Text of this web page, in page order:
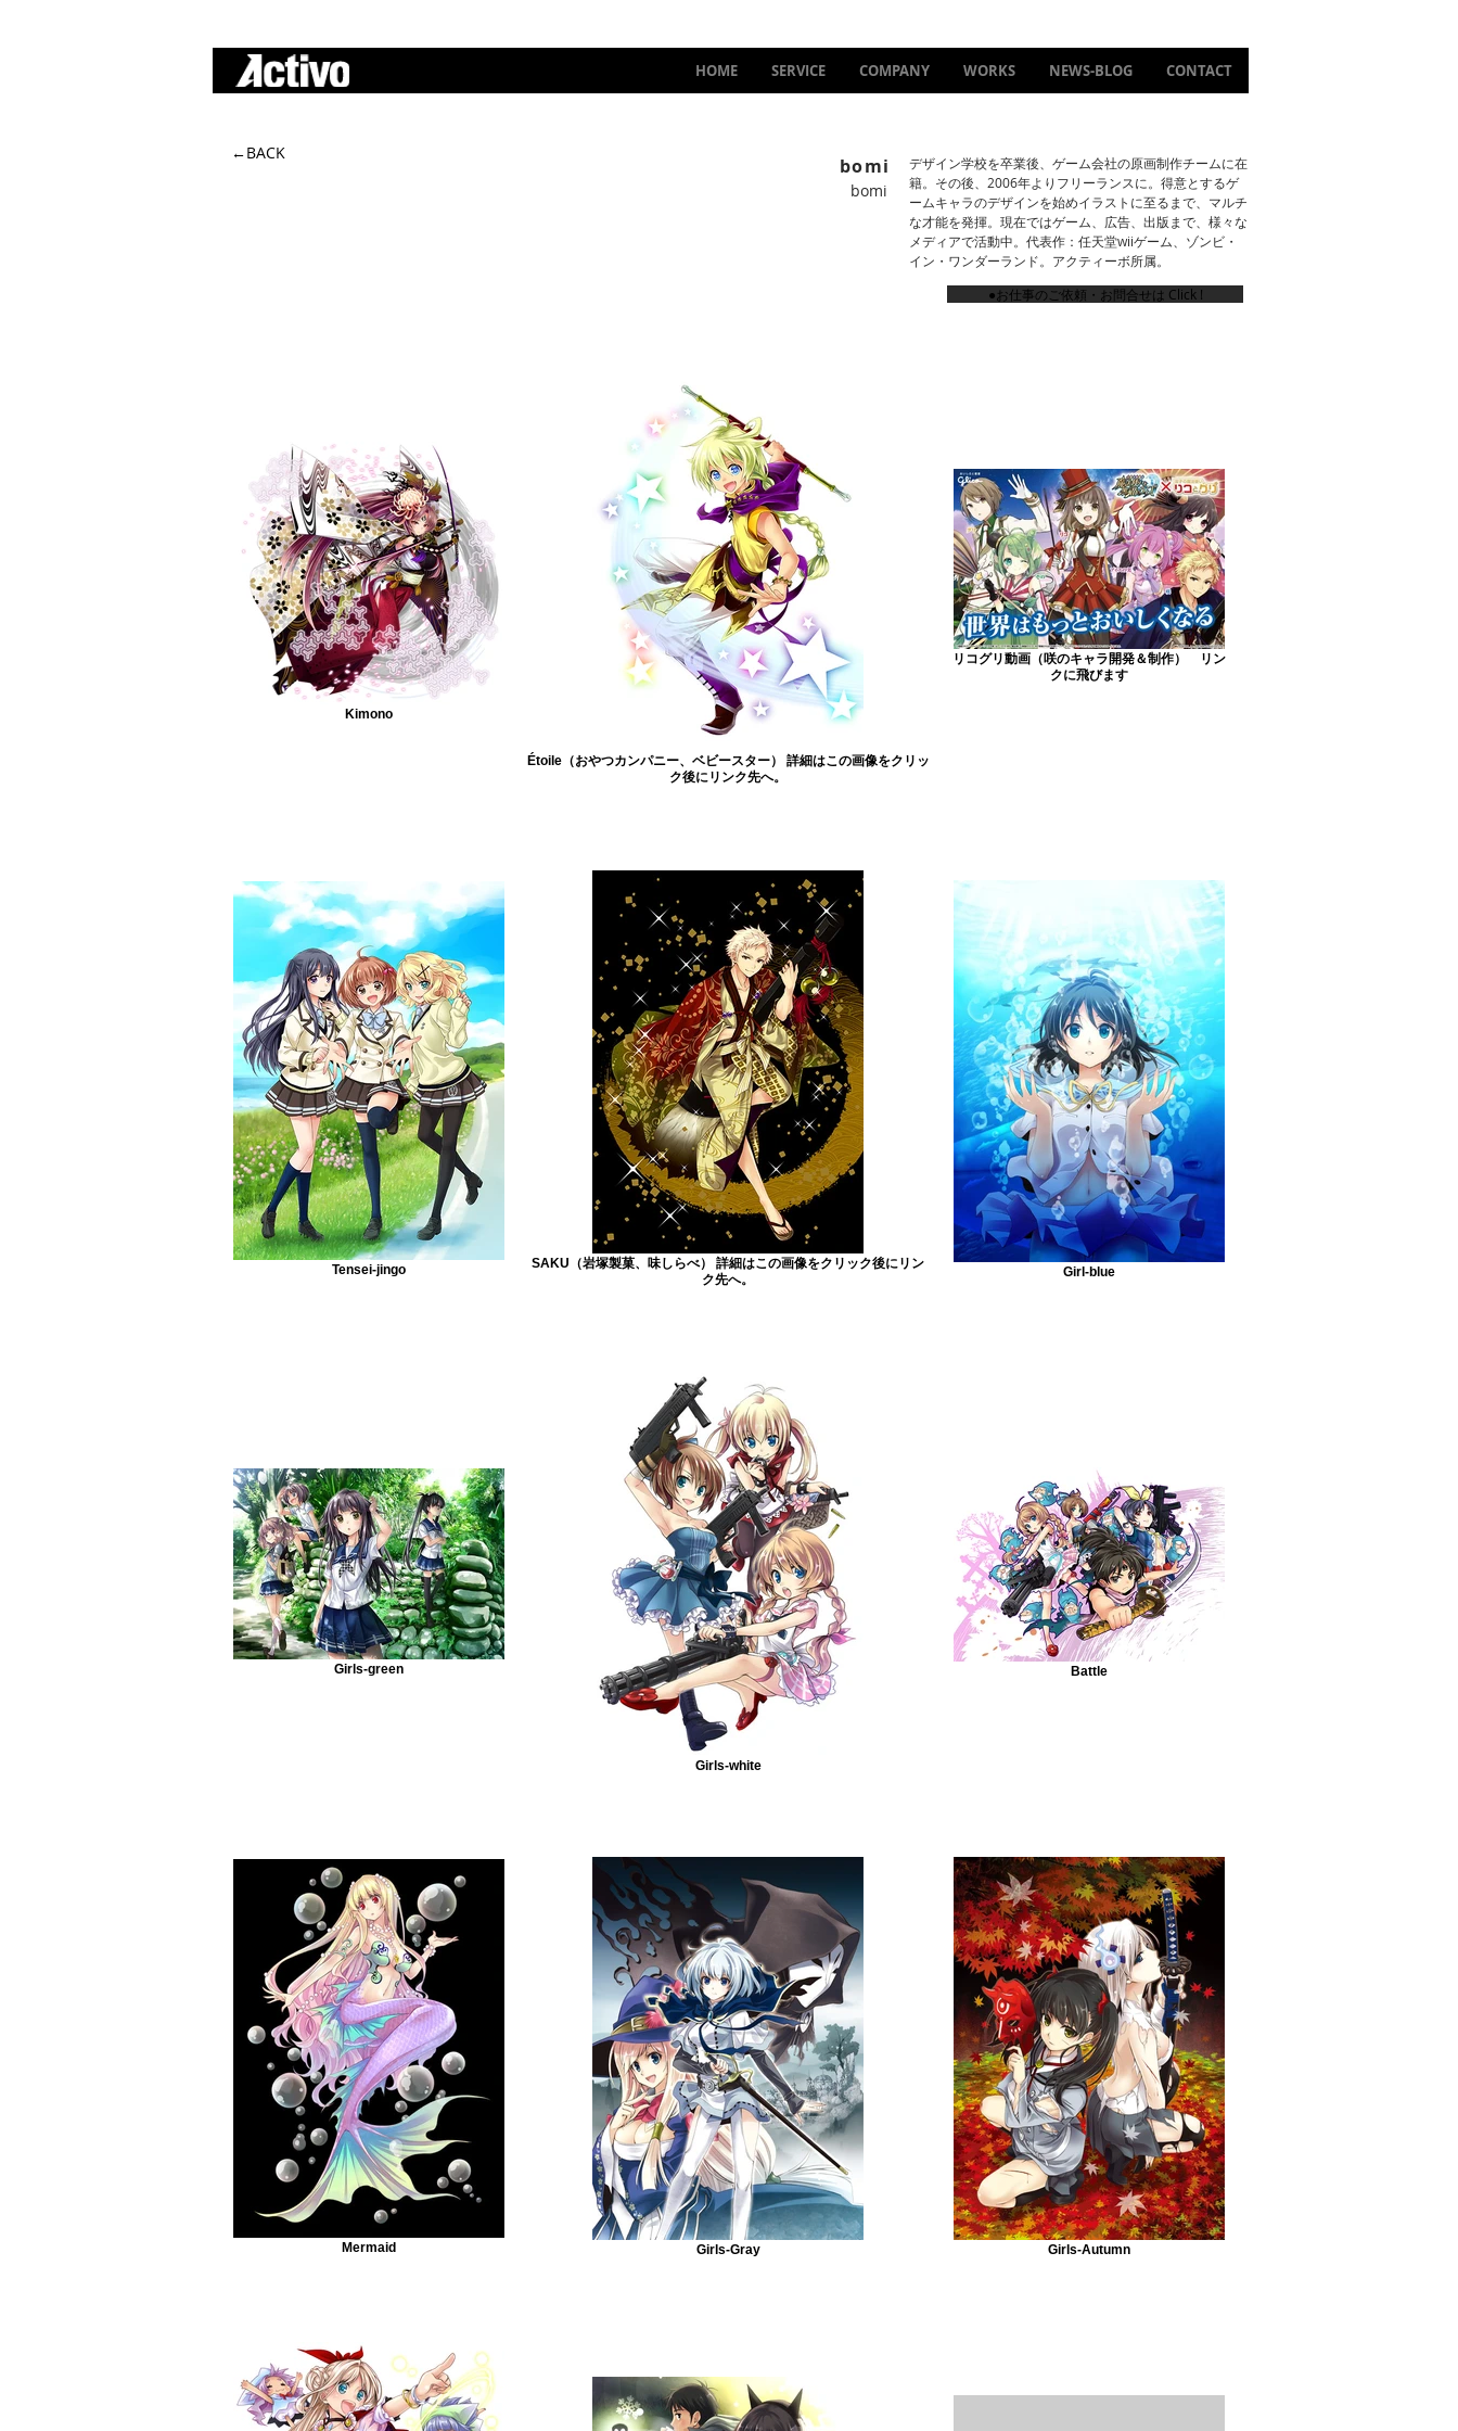
HOME SERVICE COMPANY WORKS NEWS-BLOG CONTACT
←BACK
bomi
bomi
デザイン学校を卒業後、ゲーム会社の原画制作チームに在
籍。その後、2006年よりフリーランスに。得意とするゲ
ームキャラのデザインを始めイラストに至るまで、マルチ
な才能を発揮。現在ではゲーム、広告、出版まで、様々な
メディアで活動中。代表作：任天堂wiiゲーム、ゾンビ・
イン・ワンダーランド。アクティーボ所属。
●お仕事のご依頼・お問合せは Click !
Kimono
Étoile（おやつカンパニー、ベビースター） 詳細はこの画像をクリッ
ク後にリンク先へ。
リコグリ動画（咲のキャラ開発＆制作） リン
クに飛びます
Tensei-jingo
SAKU（岩塚製菓、味しらべ） 詳細はこの画像をクリック後にリン
ク先へ。
Girl-blue
Girls-green
Girls-white
Battle
Mermaid Girls-Gray Girls-Autumn